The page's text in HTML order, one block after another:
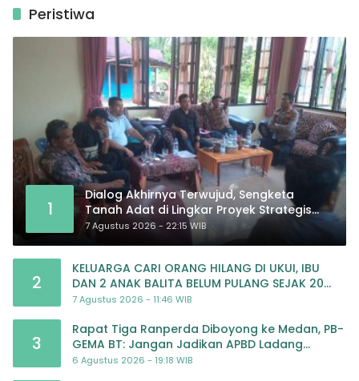
Peristiwa
1
Dialog Akhirnya Terwujud, Sengketa
Tanah Adat di Lingkar Proyek Strategis
Nasional Memasuki Babak Baru
7 Agustus 2026 - 22:15 WIB
2
KELUARGA CARI ORANG HILANG DI UKUI, IBU
DAN 2 ANAK BALITA BELUM PULANG SEJAK 20
JULI 2026
7 Agustus 2026 - 11:46 WIB
3
Rapat Tiga Ranperda Diboyong ke Medan, PB-
GEMA BT: Jangan Jadikan APBD Ladang
Pembiayaan yang Tak Perlu
6 Agustus 2026 - 19:18 WIB